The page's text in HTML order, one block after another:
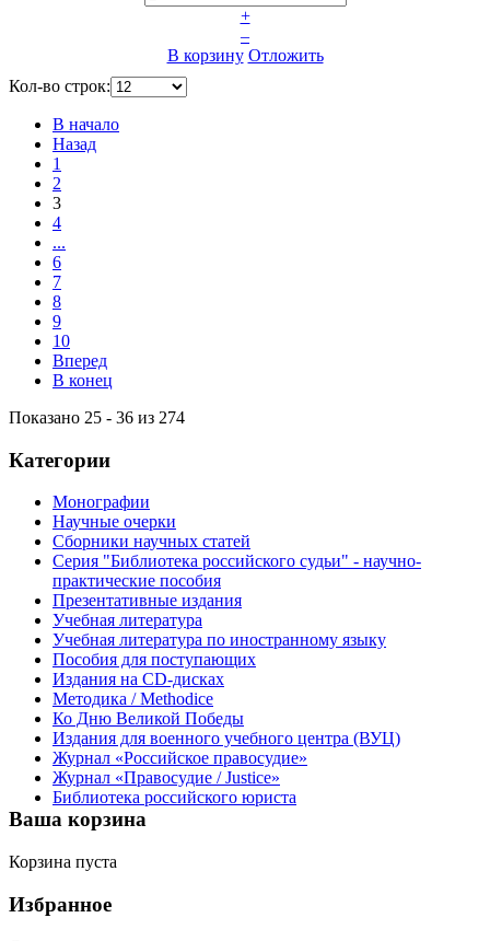
+
–
В корзину Отложить
Кол-во строк:
В начало
Назад
1
2
3
4
...
6
7
8
9
10
Вперед
В конец
Показано 25 - 36 из 274
Категории
Монографии
Научные очерки
Сборники научных статей
Серия "Библиотека российского судьи" - научно-
практические пособия
Презентативные издания
Учебная литература
Учебная литература по иностранному языку
Пособия для поступающих
Издания на CD-дисках
Методика / Methodice
Ко Дню Великой Победы
Издания для военного учебного центра (ВУЦ)
Журнал «Российское правосудие»
Журнал «Правосудие / Justice»
Библиотека российского юриста
Ваша корзина
Корзина пуста
Избранное